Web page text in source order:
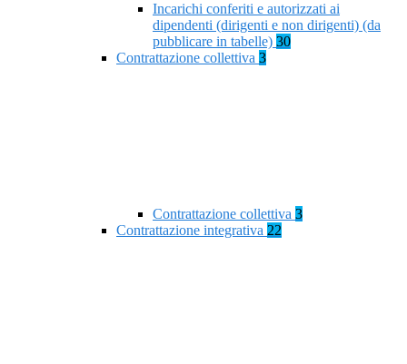
Incarichi conferiti e autorizzati ai
dipendenti (dirigenti e non dirigenti) (da
pubblicare in tabelle) 30
Contrattazione collettiva 3
Contrattazione collettiva 3
Contrattazione integrativa 22